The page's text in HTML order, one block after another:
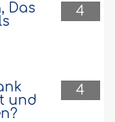
4
Das
4
und